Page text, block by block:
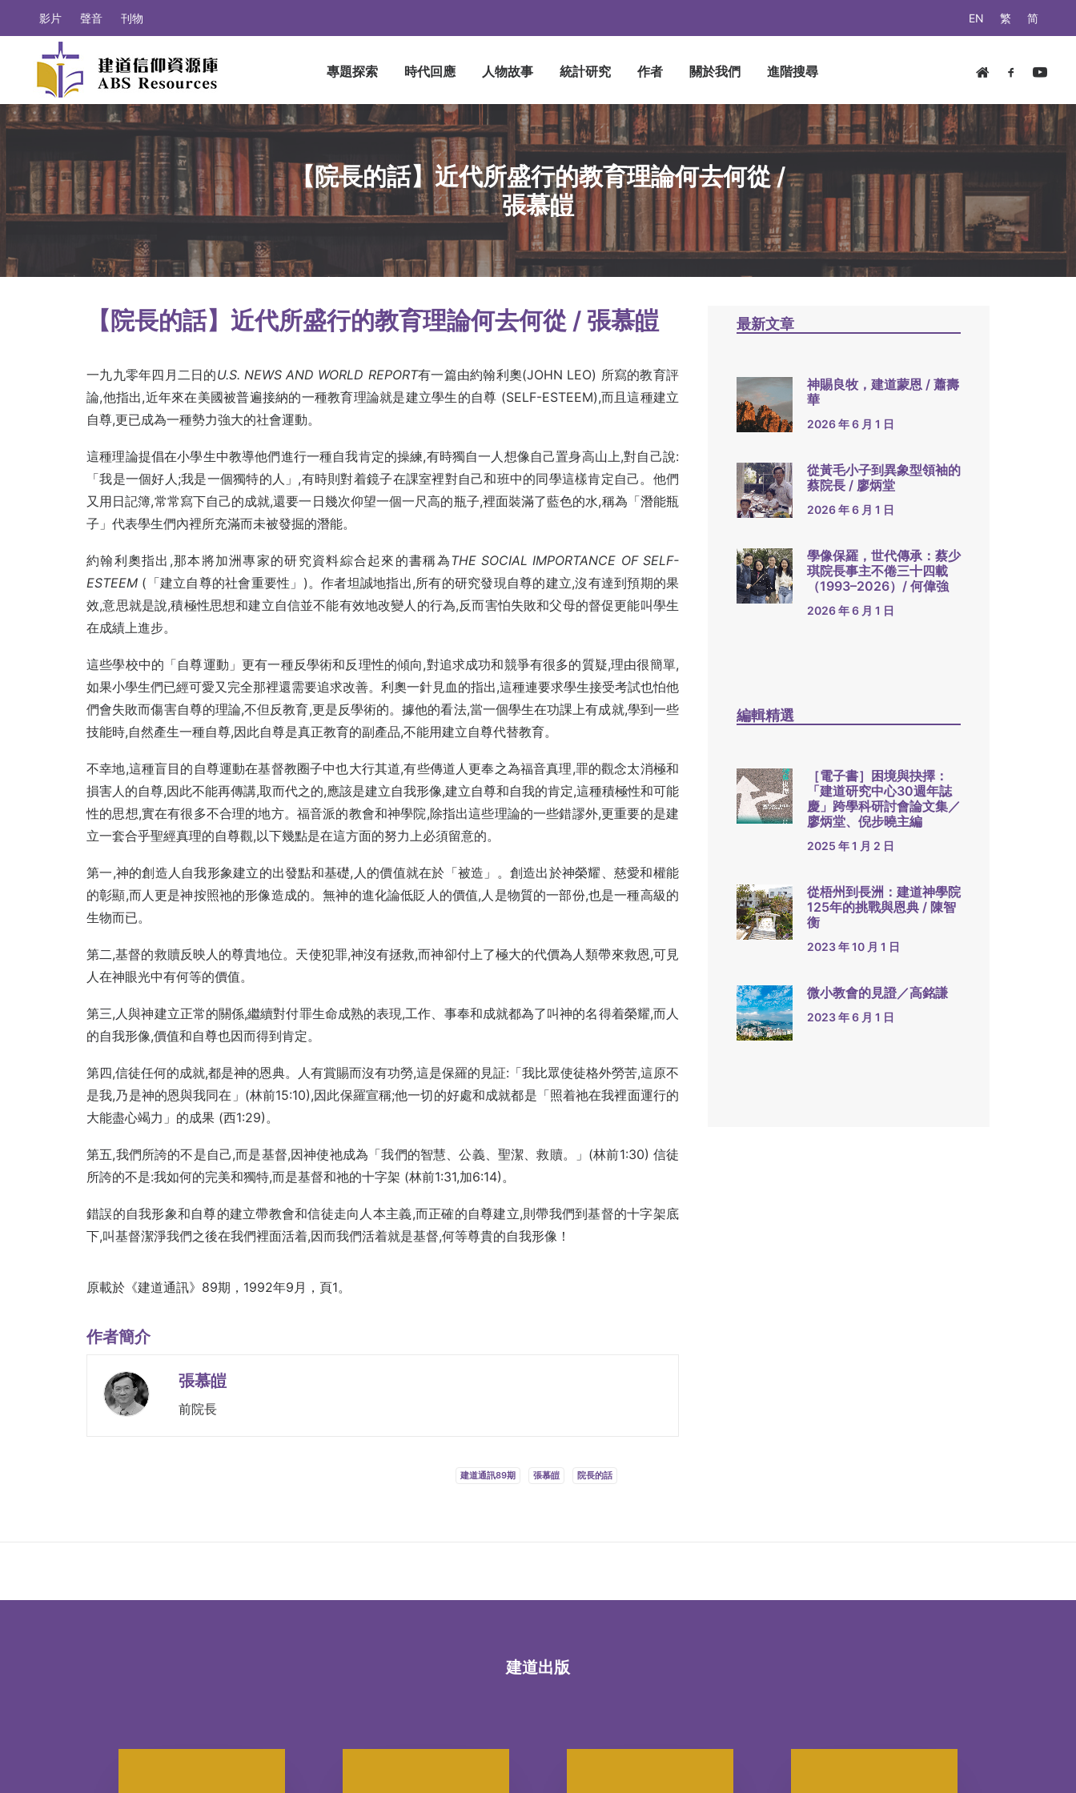
EN 繁 简
影片 聲音 刊物
專題探索 時代回應 人物故事 統計研究 作者 關於我們 進階搜尋
【院長的話】近代所盛行的教育理論何去何從 /
張慕皚
【院長的話】近代所盛行的教育理論何去何從 / 張慕皚
一九九零年四月二日的U.S. NEWS AND WORLD REPORT有一篇由約翰利奧(JOHN LEO) 所寫的教育評
論,他指出,近年來在美國被普遍接納的一種教育理論就是建立學生的自尊 (SELF-ESTEEM),而且這種建立
自尊,更已成為一種勢力強大的社會運動。
這種理論提倡在小學生中教導他們進行一種自我肯定的操練,有時獨自一人想像自己置身高山上,對自己說:
「我是一個好人;我是一個獨特的人」,有時則對着鏡子在課室裡對自己和班中的同學這樣肯定自己。他們
又用日記簿,常常寫下自己的成就,還要一日幾次仰望一個一尺高的瓶子,裡面裝滿了藍色的水,稱為「潛能瓶
子」代表學生們內裡所充滿而未被發掘的潛能。
約翰利奧指出,那本將加洲專家的研究資料綜合起來的書稱為THE SOCIAL IMPORTANCE OF SELF-
ESTEEM (「建立自尊的社會重要性」)。作者坦誠地指出,所有的研究發現自尊的建立,沒有達到預期的果
效,意思就是說,積極性思想和建立自信並不能有效地改變人的行為,反而害怕失敗和父母的督促更能叫學生
在成績上進步。
這些學校中的「自尊運動」更有一種反學術和反理性的傾向,對追求成功和競爭有很多的質疑,理由很簡單,
如果小學生們已經可愛又完全那裡還需要追求改善。利奧一針見血的指出,這種連要求學生接受考試也怕他
們會失敗而傷害自尊的理論,不但反教育,更是反學術的。據他的看法,當一個學生在功課上有成就,學到一些
技能時,自然產生一種自尊,因此自尊是真正教育的副產品,不能用建立自尊代替教育。
不幸地,這種盲目的自尊運動在基督教圈子中也大行其道,有些傳道人更奉之為福音真理,罪的觀念太消極和
損害人的自尊,因此不能再傳講,取而代之的,應該是建立自我形像,建立自尊和自我的肯定,這種積極性和可能
性的思想,實在有很多不合理的地方。福音派的教會和神學院,除指出這些理論的一些錯謬外,更重要的是建
立一套合乎聖經真理的自尊觀,以下幾點是在這方面的努力上必須留意的。
第一,神的創造人自我形象建立的出發點和基礎,人的價值就在於「被造」。創造出於神榮耀、慈愛和權能
的彰顯,而人更是神按照祂的形像造成的。無神的進化論低貶人的價值,人是物質的一部份,也是一種高級的
生物而已。
第二,基督的救贖反映人的尊貴地位。天使犯罪,神沒有拯救,而神卻付上了極大的代價為人類帶來救恩,可見
人在神眼光中有何等的價值。
第三,人與神建立正常的關係,繼續對付罪生命成熟的表現,工作、事奉和成就都為了叫神的名得着榮耀,而人
的自我形像,價值和自尊也因而得到肯定。
第四,信徒任何的成就,都是神的恩典。人有賞賜而沒有功勞,這是保羅的見証:「我比眾使徒格外勞苦,這原不
是我,乃是神的恩與我同在」(林前15:10),因此保羅宣稱;他一切的好處和成就都是「照着祂在我裡面運行的
大能盡心竭力」的成果 (西1:29)。
第五,我們所誇的不是自己,而是基督,因神使祂成為「我們的智慧、公義、聖潔、救贖。」(林前1:30) 信徒
所誇的不是:我如何的完美和獨特,而是基督和祂的十字架 (林前1:31,加6:14)。
錯誤的自我形象和自尊的建立帶教會和信徒走向人本主義,而正確的自尊建立,則帶我們到基督的十字架底
下,叫基督潔淨我們之後在我們裡面活着,因而我們活着就是基督,何等尊貴的自我形像！
原載於《建道通訊》89期，1992年9月，頁1。
作者簡介
張慕皚
前院長
最新文章
神賜良牧，建道蒙恩 / 蕭壽
華
2026 年 6 月 1 日
從黃毛小子到異象型領袖的
蔡院長 / 廖炳堂
2026 年 6 月 1 日
學像保羅，世代傳承：蔡少
琪院長事主不倦三十四載
（1993–2026）/ 何偉強
2026 年 6 月 1 日
編輯精選
［電子書］困境與抉擇：
「建道研究中心30週年誌
慶」跨學科研討會論文集／
廖炳堂、倪步曉主編
2025 年 1 月 2 日
從梧州到長洲：建道神學院
125年的挑戰與恩典 / 陳智
衡
2023 年 10 月 1 日
微小教會的見證／高銘謙
2023 年 6 月 1 日
建道通訊89期 張慕皚 院長的話
建道出版